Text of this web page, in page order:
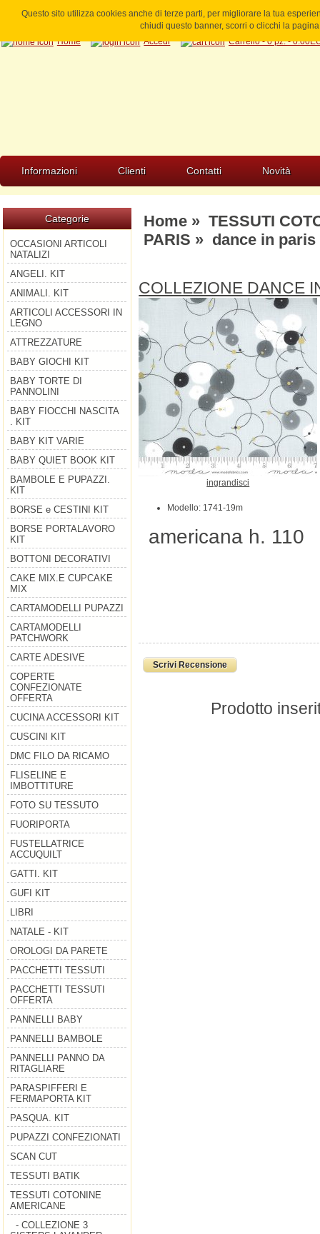
Questo sito utilizza cookies anche di terze parti, per migliorare la tua
chiudi questo banner, scorri o clicchi la
Home
Accedi Carrello - 0 pz. -
Informazioni Clienti Contatti Novità
Categorie
OCCASIONI ARTICOLI
NATALIZI
ANGELI. KIT
ANIMALI. KIT
ARTICOLI ACCESSORI IN
LEGNO
ATTREZZATURE
BABY GIOCHI KIT
BABY TORTE DI
PANNOLINI
BABY FIOCCHI NASCITA
. KIT
BABY KIT VARIE
BABY QUIET BOOK KIT
BAMBOLE E PUPAZZI.
KIT
BORSE e CESTINI KIT
BORSE PORTALAVORO
KIT
BOTTONI DECORATIVI
CAKE MIX.E CUPCAKE
MIX
CARTAMODELLI PUPAZZI
CARTAMODELLI
PATCHWORK
CARTE ADESIVE
COPERTE
CONFEZIONATE
OFFERTA
CUCINA ACCESSORI KIT
CUSCINI KIT
DMC FILO DA RICAMO
FLISELINE E
IMBOTTITURE
FOTO SU TESSUTO
FUORIPORTA
FUSTELLATRICE
ACCUQUILT
GATTI. KIT
GUFI KIT
LIBRI
NATALE - KIT
OROLOGI DA PARETE
PACCHETTI TESSUTI
PACCHETTI TESSUTI
OFFERTA
PANNELLI BABY
PANNELLI BAMBOLE
PANNELLI PANNO DA
RITAGLIARE
PARASPIFFERI E
FERMAPORTA KIT
PASQUA. KIT
PUPAZZI CONFEZIONATI
SCAN CUT
TESSUTI BATIK
TESSUTI COTONINE
AMERICANE
- COLLEZIONE 3
Home» TESSUTI
PARIS » dance in paris
COLLEZIONE DANCE
ingrandisci
Modello: 1741-19m
americana h. 110
Scrivi Recensione
Prodotto